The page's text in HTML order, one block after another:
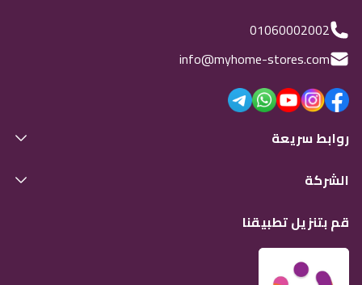
01060002002
info@myhome-stores.com
روابط سريعة
الشركة
قم بتنزيل تطبيقنا